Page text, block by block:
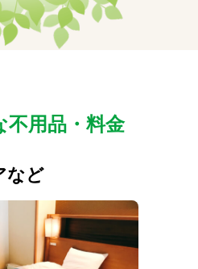
不用品・料金
など